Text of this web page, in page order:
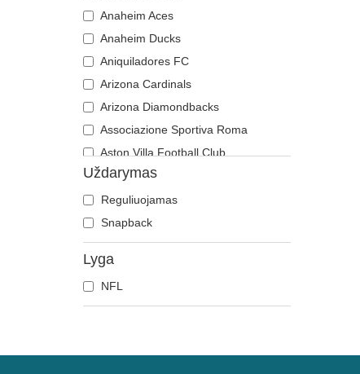
Anaheim Aces
Anaheim Ducks
Aniquiladores FC
Arizona Cardinals
Arizona Diamondbacks
Associazione Sportiva Roma
Aston Villa Football Club
Atlanta Braves
Atlanta Falcons
Atlanta Hawks
Boston Bruins
Boston Celtics
Boston Red Sox
Charlotte Hornets
Uždarymas
Reguliuojamas
Snapback
Lyga
NFL